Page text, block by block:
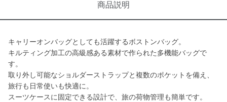
商品説明
キャリーオンバッグとしても活躍するボストンバッグ。
キルティング加工の高級感ある素材で作られた多機能バッグで
す。
取り外し可能なショルダーストラップと複数のポケットを備え、
旅行も日常使いも快適に。
スーツケースに固定できる設計で、旅の荷物管理も簡単です。